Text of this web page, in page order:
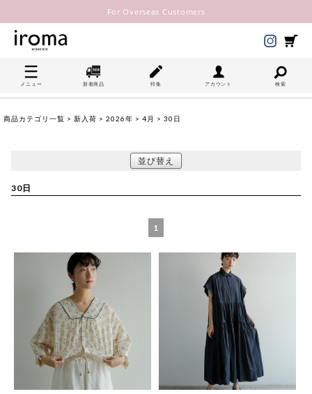
For Overseas Customers
メニュー 新着商品 特集 アカウント 検索
商品カテゴリ一覧 > 新入荷 > 2026年 > 4月 > 30日
並び替え
30日
1